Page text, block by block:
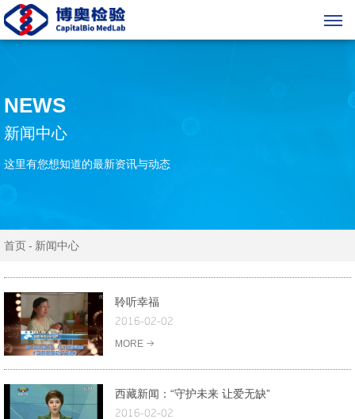
NEWS
新闻中心
这里有您想知道的最新资讯与动态
首页 新闻中心
聆听幸福
2016-02-02
MORE
西藏新闻：“守护未来 让爱无缺”
2016-02-02